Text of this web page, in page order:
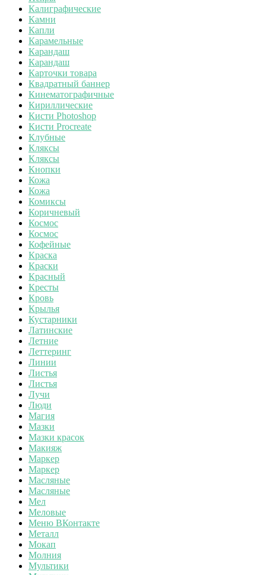
Калиграфические
Камни
Капли
Карамельные
Карандаш
Карандаш
Карточки товара
Квадратный баннер
Кинематографичные
Кириллические
Кисти Photoshop
Кисти Procreate
Клубные
Кляксы
Кляксы
Кнопки
Кожа
Кожа
Комиксы
Коричневый
Космос
Космос
Кофейные
Краска
Краски
Красный
Кресты
Кровь
Крылья
Кустарники
Латинские
Летние
Леттеринг
Линии
Листья
Листья
Лучи
Люди
Магия
Мазки
Мазки красок
Макияж
Маркер
Маркер
Масляные
Масляные
Мел
Меловые
Меню ВКонтакте
Металл
Мокап
Молния
Мультики